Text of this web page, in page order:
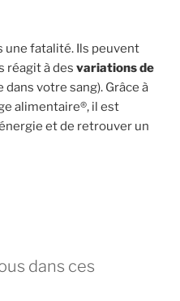
une fatalité. Ils peuvent
réagit à des variations de
dans votre sang). Grâce à
alimentaire®, il est
et de retrouver un
dans ces